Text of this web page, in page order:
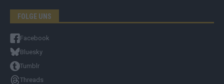
FOLGE UNS
Facebook
Bluesky
Tumblr
Threads